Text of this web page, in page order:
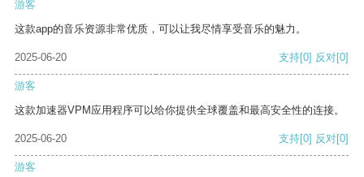
游客
这款app的音乐资源非常优质，可以让我尽情享受音乐的魅力。
2025-06-20 支持[0] 反对[0]
游客
这款加速器VPM应用程序可以给你提供全球覆盖和最高安全性的连接。
2025-06-20 支持[0] 反对[0]
游客